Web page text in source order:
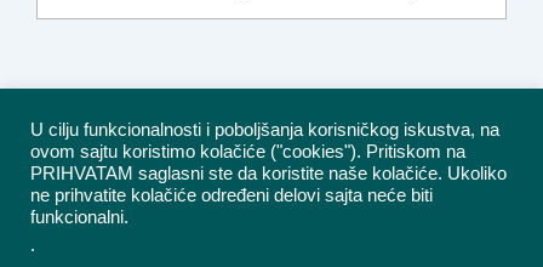
U cilju funkcionalnosti i poboljšanja korisničkog iskustva, na
ovom sajtu koristimo kolačiće ("cookies"). Pritiskom na
PRIHVATAM saglasni ste da koristite naše kolačiće. Ukoliko
ne prihvatite kolačiće određeni delovi sajta neće biti
funkcionalni.
.